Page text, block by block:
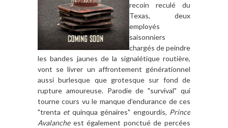
recoin reculé du
Texas, deux
employés
saisonniers
chargés de peindre
les bandes jaunes de la signalétique routière,
vont se livrer un affrontement générationnel
aussi burlesque que grotesque sur fond de
rupture amoureuse. Parodie de "survival" qui
tourne cours vu le manque d’endurance de ces
"trenta etquinqua génaires" engourdis, Prince
Avalancheest également ponctué de percées